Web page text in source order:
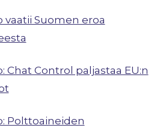
vaatii Suomen eroa
Chat Control paljastaa EU:n
Polttoaineiden